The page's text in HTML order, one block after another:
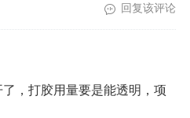
回复该评论
，打胶用量要是能透明，项